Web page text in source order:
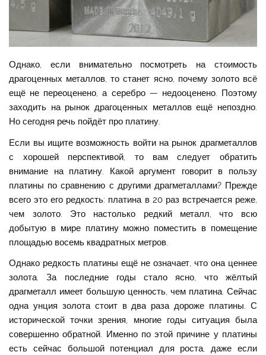
Однако, если внимательно посмотреть на стоимость
драгоценных металлов, то станет ясно, почему золото всё
ещё не переоценено, а серебро — недооценено. Поэтому
заходить на рынок драгоценных металлов ещё непоздно.
Но сегодня речь пойдёт про платину.
Если вы ищите возможность войти на рынок драгметаллов
с хорошей перспективой, то вам следует обратить
внимание на платину. Какой аргумент говорит в пользу
платины по сравнению с другими драгметаллами? Прежде
всего это его редкость: платина в 20 раз встречается реже,
чем золото. Это настолько редкий металл, что всю
добытую в мире платину можно поместить в помещение
площадью восемь квадратных метров.
Однако редкость платины ещё не означает, что она ценнее
золота. За последние годы стало ясно, что жёлтый
драгметалл имеет большую ценность, чем платина. Сейчас
одна унция золота стоит в два раза дороже платины. С
исторической точки зрения, многие годы ситуация была
совершенно обратной. Именно по этой причине у платины
есть сейчас большой потенциал для роста, даже если